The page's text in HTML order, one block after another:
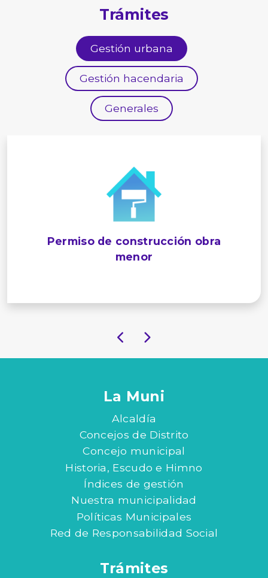
Trámites
Gestión urbana
Gestión hacendaria
Generales
Permiso de construcción obra
menor
La Muni
Alcaldía
Concejos de Distrito
Concejo municipal
Historia, Escudo e Himno
Índices de gestión
Nuestra municipalidad
Políticas Municipales
Red de Responsabilidad Social
Trámites